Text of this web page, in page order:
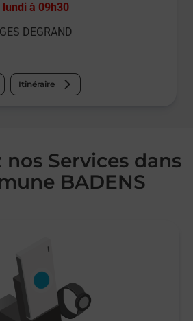
à 09h30
DEGRAND
Itinéraire
nos Services dans
BADENS